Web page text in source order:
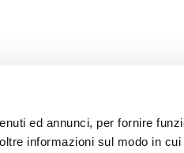
ed annunci, per fornire
informazioni sul modo in